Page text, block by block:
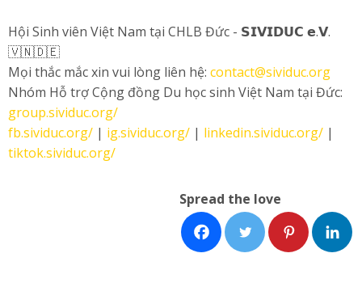
Hội Sinh viên Việt Nam tại CHLB Đức - 𝗦𝗜𝗩𝗜𝗗𝗨𝗖 𝗲.𝗩.
🇻🇳🇩🇪
Mọi thắc mắc xin vui lòng liên hệ: contact@sividuc.org
Nhóm Hỗ trợ Cộng đồng Du học sinh Việt Nam tại Đức:
group.sividuc.org/
fb.sividuc.org/ | ig.sividuc.org/ | linkedin.sividuc.org/ |
tiktok.sividuc.org/
Spread the love